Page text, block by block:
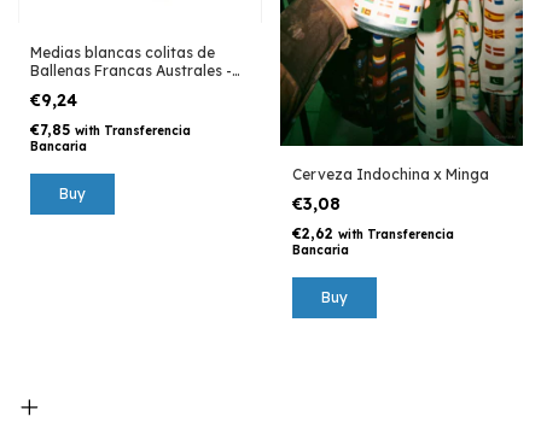
Medias blancas colitas de
Ballenas Francas Australes -
€9,24
€7,85 with Transferencia
Bancaria
Cerveza Indochina x Minga
€3,08
€2,62 with Transferencia
Bancaria